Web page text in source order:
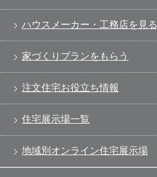
ハウスメーカー・工務店を見る
家づくりプランをもらう
注文住宅お役立ち情報
住宅展示場一覧
地域別オンライン住宅展示場